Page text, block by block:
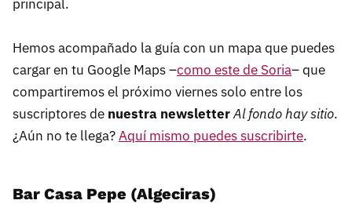
principal.
Hemos acompañado la guía con un mapa que puedes
cargar en tu Google Maps –como este de Soria– que
compartiremos el próximo viernes solo entre los
suscriptores de nuestra newsletterAl fondo hay sitio.
¿Aún no te llega?Aquí mismo puedes suscribirte.
Bar Casa Pepe (Algeciras)